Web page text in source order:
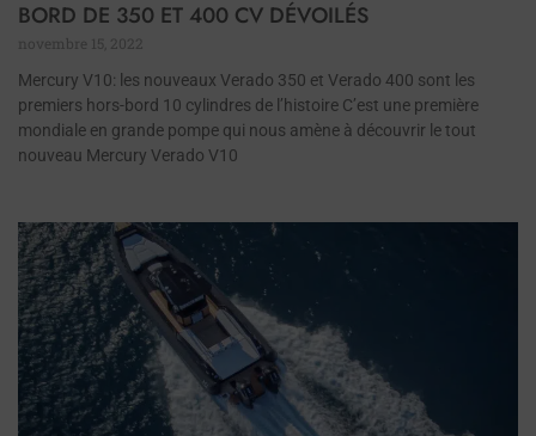
BORD DE 350 ET 400 CV DÉVOILÉS
novembre 15, 2022
Mercury V10: les nouveaux Verado 350 et Verado 400 sont les
premiers hors-bord 10 cylindres de l’histoire C’est une première
mondiale en grande pompe qui nous amène à découvrir le tout
nouveau Mercury Verado V10